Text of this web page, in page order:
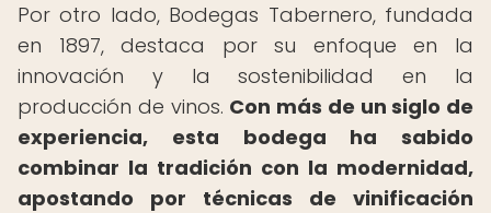
Por otro lado, Bodegas Tabernero, fundada
en 1897, destaca por su enfoque en la
innovación y la sostenibilidad en la
producción de vinos. Con más de un siglo de
experiencia, esta bodega ha sabido
combinar la tradición con la modernidad,
apostando por técnicas de vinificación